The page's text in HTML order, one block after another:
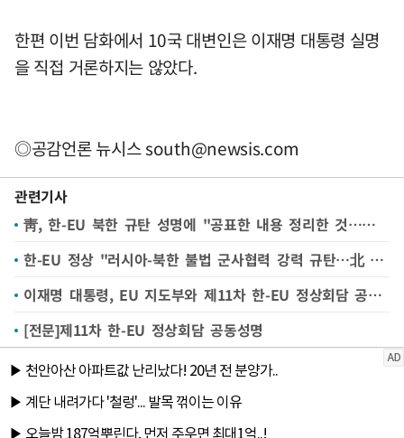
한편 이번 담화에서 10국 대변인은 이재명 대통령 실명
을 직접 거론하지는 않았다.
◎공감언론 뉴시스south@newsis.com
관련기사
靑, 한-EU 북한 규탄 성명에 "공표한 내용 정리한 것…한반도 평화 목표도 반영"
한-EU 정상 "러시아-북한 불법 군사협력 강력 규탄…北 핵보유국 결코 인정 안 돼" 공동성명(종합)
이재명 대통령, EU 지도부와 제11차 한-EU 정상회담 공동성명 채택 [뉴시스Pic]
[전문]제11차 한-EU 정상회담 공동성명